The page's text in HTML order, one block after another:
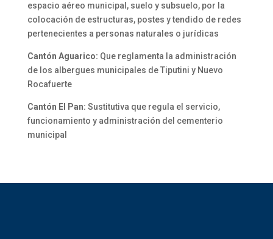
espacio aéreo municipal, suelo y subsuelo, por la
colocación de estructuras, postes y tendido de redes
pertenecientes a personas naturales o jurídicas
Cantón Aguarico: Que reglamenta la administración
de los albergues municipales de Tiputini y Nuevo
Rocafuerte
Cantón El Pan: Sustitutiva que regula el servicio,
funcionamiento y administración del cementerio
municipal